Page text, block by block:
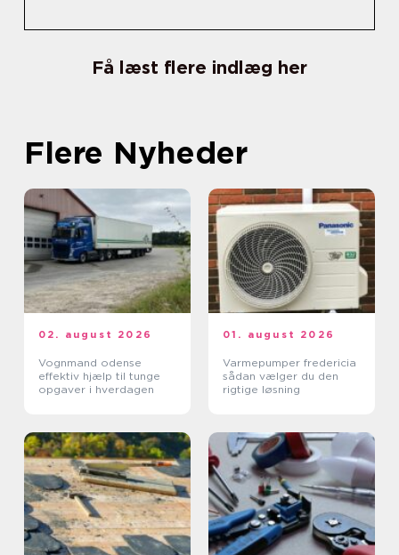
Få læst flere indlæg her
Flere Nyheder
02. august 2026
Vognmand odense
effektiv hjælp til tunge
opgaver i hverdagen
01. august 2026
Varmepumper fredericia
sådan vælger du den
rigtige løsning